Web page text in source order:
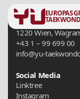
EUROPAS
Zentrale
1220 Wien,
+43 1 – 99 699 00
info@yu-
Social Media
Linktree
Instagram